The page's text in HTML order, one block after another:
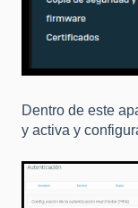
Dentro de este
y activa y